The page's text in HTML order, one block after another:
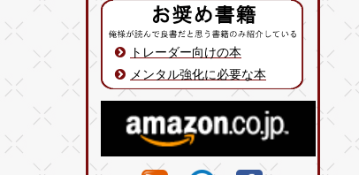
トレーダー向けの本
メンタル強化に必要な本